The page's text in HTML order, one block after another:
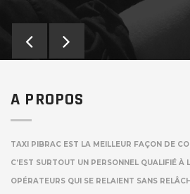
A PROPOS
TAXI PIBRAC EST LA MEILLEUR FAÇON DE
C’EST SURTOUT UN PERSONNEL QUALIFIÉ À
OPÉRATEURS QUI SE RELAIENT SANS